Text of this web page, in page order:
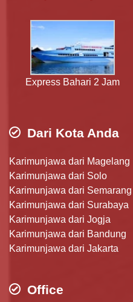
Express Bahari 2 Jam
Dari Kota Anda
Karimunjawa dari Magelang
Karimunjawa dari Solo
Karimunjawa dari Semarang
Karimunjawa dari Surabaya
Karimunjawa dari Jogja
Karimunjawa dari Bandung
Karimunjawa dari Jakarta
Office